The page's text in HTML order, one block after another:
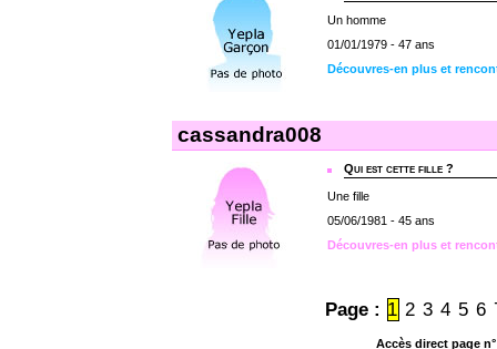
Un homme
01/01/1979 - 47 ans
Découvres-en plus et
cassandra008
Qui est cette fille ?
Une fille
05/06/1981 - 45 ans
Découvres-en plus et
Page : 1 2 3 4 5 6
Accès direct page